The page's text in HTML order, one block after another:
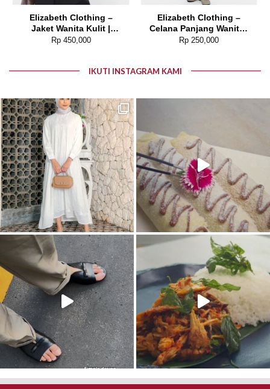
Elizabeth Clothing –
Jaket Wanita Kulit |
Laser Cut Edge 0595-
Rp450,000
Elizabeth Clothing –
Celana Panjang Wanita |
Kulot 0559-3054
Rp 250,000
IKUTI INSTAGRAM KAMI